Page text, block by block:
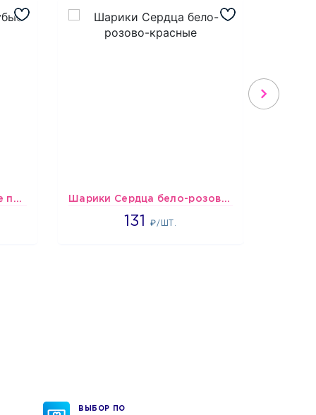
шары Сине-бело-голубые пастельные Шарики Сердца бело-розово-красные
131₽/ШТ.
2660
ВЫБОР ПО